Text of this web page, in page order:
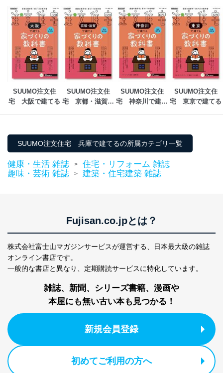
SUUMO注文住
宅　大阪で建てる
SUUMO注文住
宅　京都・滋賀で
SUUMO注文住
宅　神奈川で建て
SUUMO注文住
宅　東京で建てる
SUUMO注文住宅 兵庫で建てるの所属カテゴリ一覧
健康・生活 雑誌 >
住宅・リフォーム 雑誌
趣味・芸術 雑誌
> 建築・住宅建築 雑誌
Fujisan.co.jpとは？
株式会社富士山マガジンサービスが運営する、
日本最大級の雑誌
オンライン書店です。
一般的な書店と異なり、 定期購読サービスに特化しています。
雑誌、新聞、シリーズ書籍、漫画や
本屋にも無い古い本も見つかる！
新規会員登録
初めてご利用の方へ